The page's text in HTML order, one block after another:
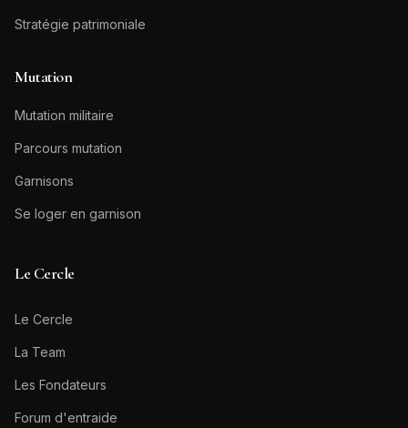
Stratégie patrimoniale
Mutation
Mutation militaire
Parcours mutation
Garnisons
Se loger en garnison
Le Cercle
Le Cercle
La Team
Les Fondateurs
Forum d'entraide